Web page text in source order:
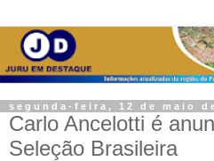
segunda-feira, 12 de maio
Carlo Ancelotti é
Seleção Brasileira